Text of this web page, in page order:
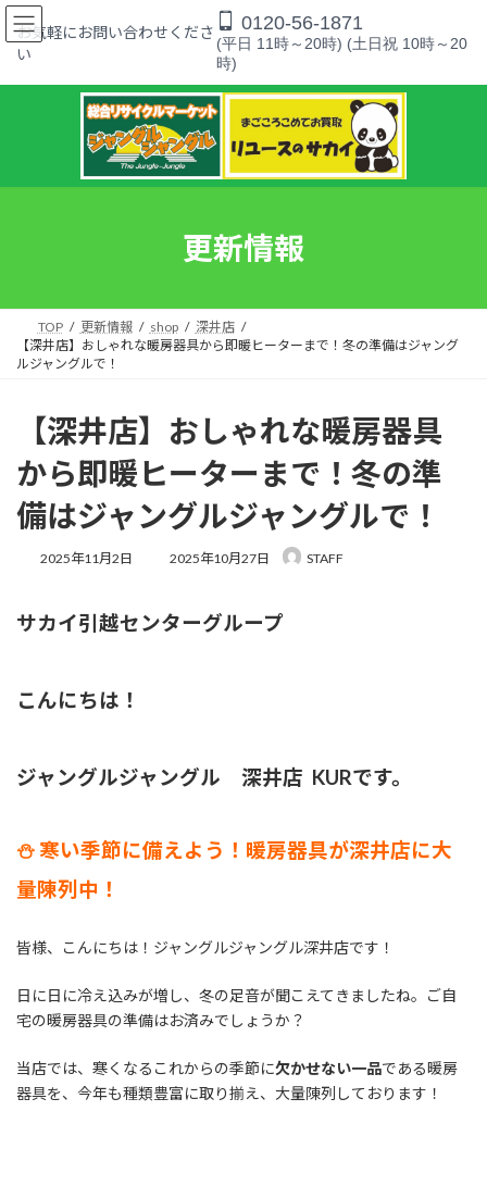
コ
ン
ッ
ナ
ビ
移
お気軽にお問い合わせくださ
い
0120-56-1871
(平日 11時～20時) (土日祝 10時～20
時)
更新情報
TOP 更新情報 shop
深井店
【深井店】おしゃれな暖房器具から即暖ヒーターまで！冬の準備はジャング
ルジャングルで！
【深井店】おしゃれな暖房器具
から即暖ヒーターまで！冬の準
備はジャングルジャングルで！
2025年11月2日
最
新
日
2025年10月27日 STAFF
サカイ引越センターグループ
こんにちは！
ジャングルジャングル 深井店 KURです。
⛄️ 寒い季節に備えよう！暖房器具が深井店に大
量陳列中！
皆様、こんにちは！ジャングルジャングル深井店です！
日に日に冷え込みが増し、冬の足音が聞こえてきましたね。ご自
宅の暖房器具の準備はお済みでしょうか？
当店では、寒くなるこれからの季節に欠かせない一品である暖房
器具を、今年も種類豊富に取り揃え、大量陳列しております！